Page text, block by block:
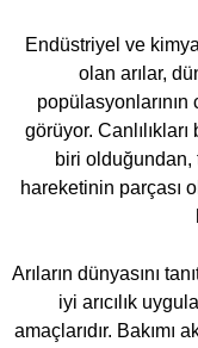
Endüstriyel ve
olan arılar,
görüyor.
biri olduğundan,
hareketinin parçası
Arıların dünyasını
iyi arıcılık
amaçlarıdır. Bakımı